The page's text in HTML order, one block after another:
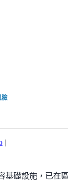
險
|
基礎設施，已在